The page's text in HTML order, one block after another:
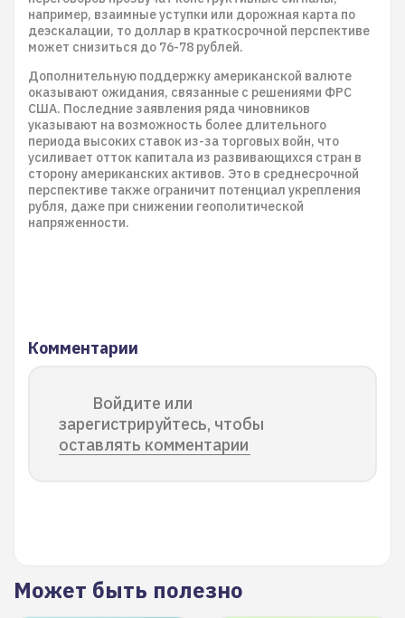
например, взаимные уступки или дорожная карта по
деэскалации, то доллар в краткосрочной перспективе
может снизиться до 76-78 рублей.
Дополнительную поддержку американской валюте
оказывают ожидания, связанные с решениями ФРС
США. Последние заявления ряда чиновников
указывают на возможность более длительного
периода высоких ставок из-за торговых войн, что
усиливает отток капитала из развивающихся стран в
сторону американских активов. Это в среднесрочной
перспективе также ограничит потенциал укрепления
рубля, даже при снижении геополитической
напряженности.
Комментарии
Войдите или
зарегистрируйтесь, чтобы
оставлять комментарии
Может быть полезно